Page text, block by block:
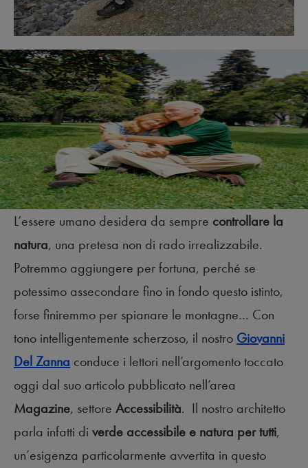
L’essere umano desidera da sempre controllare la
natura, una pretesa non di rado irrealizzabile.
Potremmo aggiungere per fortuna, perché se
potessimo assecondare fino in fondo questo istinto,
forse finiremmo per spianare le montagne… Con
tono intelligentemente scherzoso, il nostro Giovanni
Del Zanna conduce i lettori nell’argomento toccato
oggi dal suo articolo pubblicato nell’area
Magazine, settore Accessibilità. Il nostro architetto
parla infatti di verde accessibile e natura per tutti,
un’esigenza particolarmente avvertita in questo